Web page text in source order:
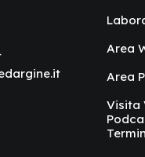
Area
Area
Visita